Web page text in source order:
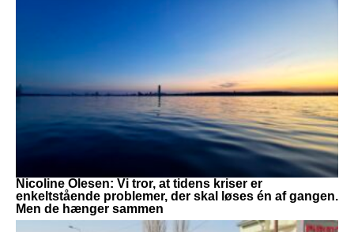
Nicoline Olesen: Vi tror, at tidens kriser er
enkeltstående problemer, der skal løses én af gangen.
Men de hænger sammen